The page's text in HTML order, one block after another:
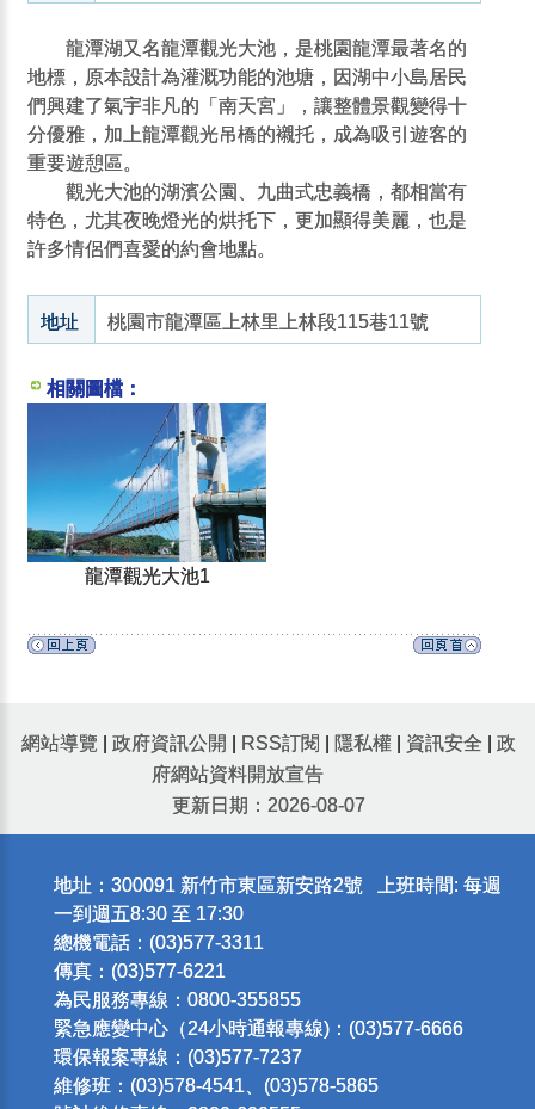
龍潭湖又名龍潭觀光大池，是桃園龍潭最著名的
地標，原本設計為灌溉功能的池塘，因湖中小島居民
們興建了氣宇非凡的「南天宮」，讓整體景觀變得十
分優雅，加上龍潭觀光吊橋的襯托，成為吸引遊客的
重要遊憩區。
觀光大池的湖濱公園、九曲式忠義橋，都相當有
特色，尤其夜晚燈光的烘托下，更加顯得美麗，也是
許多情侶們喜愛的約會地點。
地址 桃園市龍潭區上林里上林段115巷11號
相關圖檔：
龍潭觀光大池1
網站導覽 政府資訊公開 RSS訂閱 隱私權 資訊安全
政
府網站資料開放宣告
更新日期：2026-08-07
地址：300091 新竹市東區新安路2號 上班時間: 每週
一到週五8:30 至 17:30
總機電話：(03)577-3311
傳真：(03)577-6221
為民服務專線：0800-355855
緊急應變中心（24小時通報專線)：(03)577-6666
環保報案專線：(03)577-7237
維修班：(03)578-4541、(03)578-5865